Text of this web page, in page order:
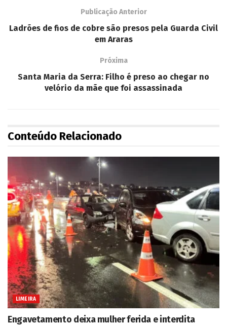
Publicação Anterior
Ladrões de fios de cobre são presos pela Guarda Civil
em Araras
Próxima
Santa Maria da Serra: Filho é preso ao chegar no
velório da mãe que foi assassinada
Conteúdo Relacionado
LIMEIRA
Engavetamento deixa mulher ferida e interdita